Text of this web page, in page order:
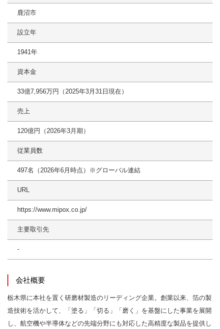
鹿沼市
設立年
1941年
資本金
33億7,956万円（2025年3月31日現在）
売上
120億円（2026年3月期）
従業員数
497名（2026年6月時点）※グローバル連結
URL
https://www.mipox.co.jp/
主要取引先
-
会社概要
栃木県に本社を置く研磨材製造のリーディング企業。創業以来、箔の製
造技術を活かして、「塗る」「切る」「磨く」を基盤にした事業を展開
し、航空機や半導体などの先端分野にも対応した高精度な製品を提供し